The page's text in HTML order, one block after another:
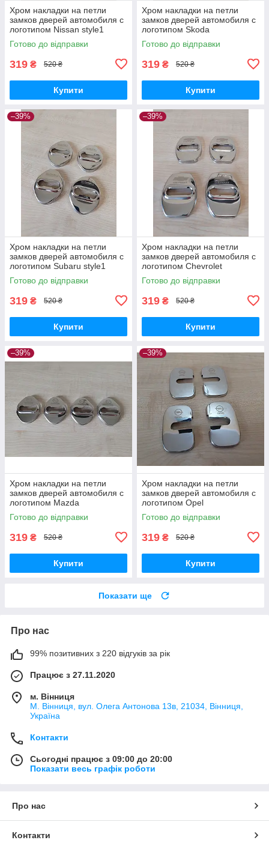
Хром накладки на петли
замков дверей автомобиля с
логотипом Nissan style1
Готово до відправки
319 ₴ 520 ₴
Купити
Хром накладки на петли
замков дверей автомобиля с
логотипом Skoda
Готово до відправки
319 ₴ 520 ₴
Купити
–39%
Хром накладки на петли
замков дверей автомобиля с
логотипом Subaru style1
Готово до відправки
319 ₴ 520 ₴
Купити
–39%
Хром накладки на петли
замков дверей автомобиля с
логотипом Chevrolet
Готово до відправки
319 ₴ 520 ₴
Купити
–39%
Хром накладки на петли
замков дверей автомобиля с
логотипом Mazda
Готово до відправки
319 ₴ 520 ₴
Купити
–39%
Хром накладки на петли
замков дверей автомобиля с
логотипом Opel
Готово до відправки
319 ₴ 520 ₴
Купити
Показати ще
Про нас
99% позитивних з 220 відгуків за рік
Працює з 27.11.2020
м. Вінниця
М. Вінниця, вул. Олега Антонова 13в, 21034, Вінниця,
Україна
Контакти
Сьогодні працює з 09:00 до 20:00
Показати весь графік роботи
Про нас
Контакти